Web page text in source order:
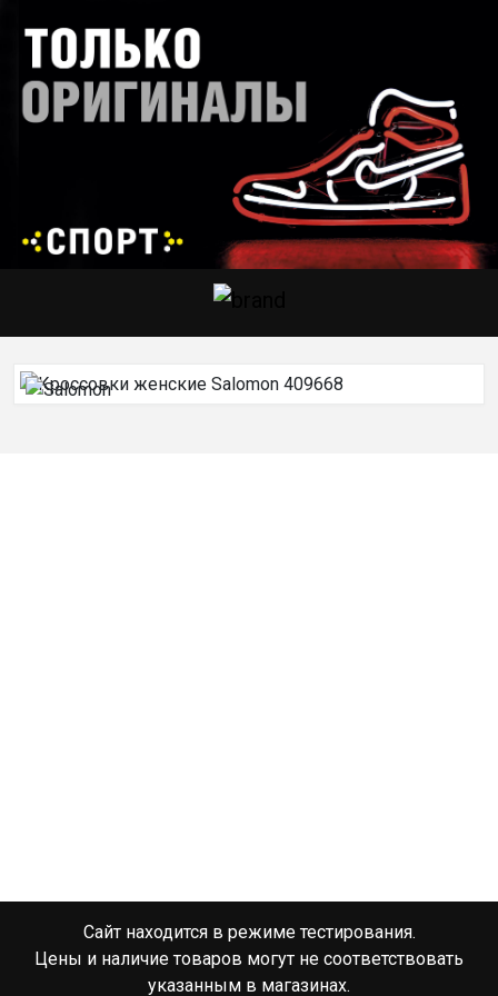
Сайт находится в режиме тестирования.
Цены и наличие товаров могут не соответствовать
указанным в магазинах.